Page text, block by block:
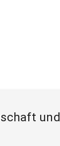
und